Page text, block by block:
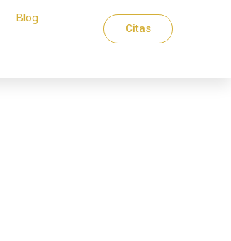
Blog
Citas